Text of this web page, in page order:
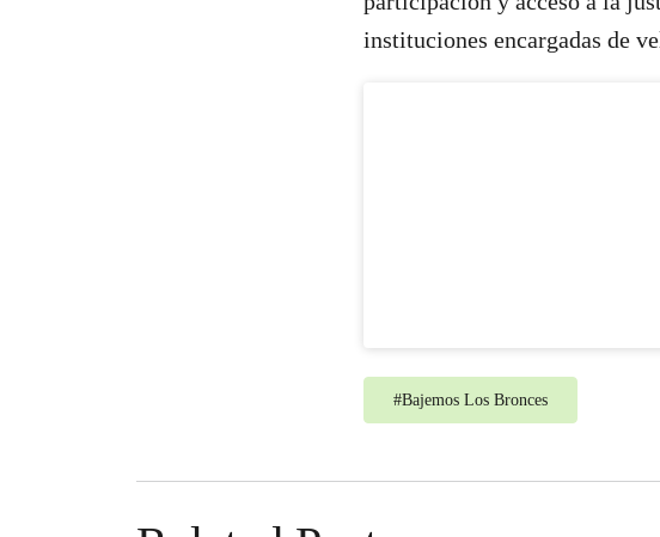
instituciones encargadas de
#Bajemos Los Bronces